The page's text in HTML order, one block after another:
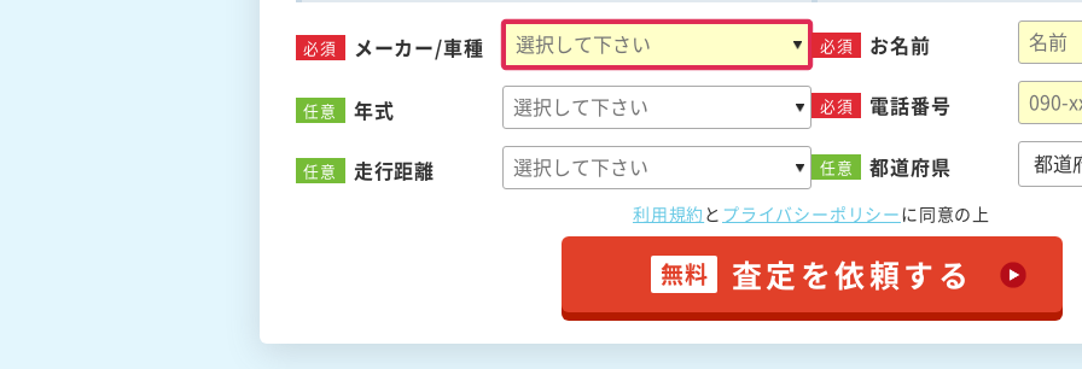
必須 メーカー/車種
任意 年式
任意 走行距離
必須 お名前
必須 電話番号
任意 都道府県
利用規約 と プライバシーポリシーに同意の上
無料 査定を依頼する